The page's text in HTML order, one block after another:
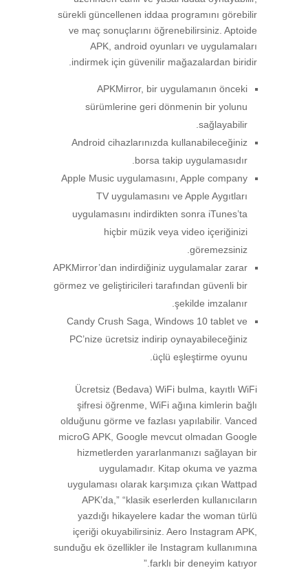
sürekli güncellenen iddaa programını görebilir
ve maç sonuçlarını öğrenebilirsiniz. Aptoide
APK, android oyunları ve uygulamaları
indirmek için güvenilir mağazalardan biridir.
APKMirror, bir uygulamanın önceki
sürümlerine geri dönmenin bir yolunu
sağlayabilir.
Android cihazlarınızda kullanabileceğiniz
borsa takip uygulamasıdır.
Apple Music uygulamasını, Apple company
TV uygulamasını ve Apple Aygıtları
uygulamasını indirdikten sonra iTunes’ta
hiçbir müzik veya video içeriğinizi
göremezsiniz.
APKMirror’dan indirdiğiniz uygulamalar zarar
görmez ve geliştiricileri tarafından güvenli bir
şekilde imzalanır.
Candy Crush Saga, Windows 10 tablet ve
PC’nize ücretsiz indirip oynayabileceğiniz
üçlü eşleştirme oyunu.
Ücretsiz (Bedava) WiFi bulma, kayıtlı WiFi
şifresi öğrenme, WiFi ağına kimlerin bağlı
olduğunu görme ve fazlası yapılabilir. Vanced
microG APK, Google mevcut olmadan Google
hizmetlerden yararlanmanızı sağlayan bir
uygulamadır. Kitap okuma ve yazma
uygulaması olarak karşımıza çıkan Wattpad
APK’da,” “klasik eserlerden kullanıcıların
yazdığı hikayelere kadar the woman türlü
içeriği okuyabilirsiniz. Aero Instagram APK,
sunduğu ek özellikler ile Instagram kullanımına
farklı bir deneyim katıyor.”